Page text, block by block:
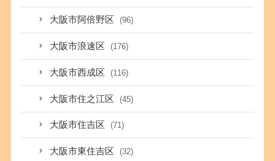
大阪市阿倍野区 (96)
大阪市浪速区 (176)
大阪市西成区 (116)
大阪市住之江区 (45)
大阪市住吉区 (71)
大阪市東住吉区 (32)